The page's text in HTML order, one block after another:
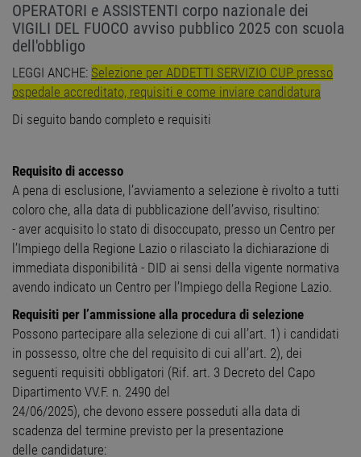
OPERATORI e ASSISTENTI corpo nazionale dei
VIGILI DEL FUOCO avviso pubblico 2025 con scuola
dell'obbligo
LEGGI ANCHE: Selezione per ADDETTI SERVIZIO CUP presso
ospedale accreditato, requisiti e come inviare candidatura
Di seguito bando completo e requisiti
Requisito di accesso
A pena di esclusione, l’avviamento a selezione è rivolto a tutti
coloro che, alla data di pubblicazione dell’avviso, risultino:
- aver acquisito lo stato di disoccupato, presso un Centro per
l’Impiego della Regione Lazio o rilasciato la dichiarazione di
immediata disponibilità - DID ai sensi della vigente normativa
avendo indicato un Centro per l’Impiego della Regione Lazio.
Requisiti per l’ammissione alla procedura di selezione
Possono partecipare alla selezione di cui all’art. 1) i candidati
in possesso, oltre che del requisito di cui all’art. 2), dei
seguenti requisiti obbligatori (Rif. art. 3 Decreto del Capo
Dipartimento VV.F. n. 2490 del
24/06/2025), che devono essere posseduti alla data di
scadenza del termine previsto per la presentazione
delle candidature: